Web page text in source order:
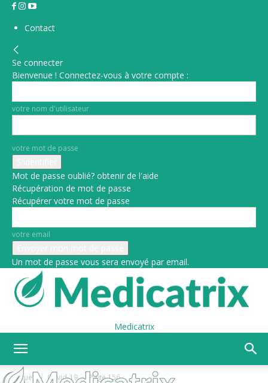
Contact
Se connecter
Bienvenue ! Connectez-vous à votre compte :
votre nom d'utilisateur
votre mot de passe
Mot de passe oublié? obtenir de l'aide
Récupération de mot de passe
Récupérer votre mot de passe
votre email
Un mot de passe vous sera envoyé par email.
Medicatrix
Accueil Covid-19 Page 156